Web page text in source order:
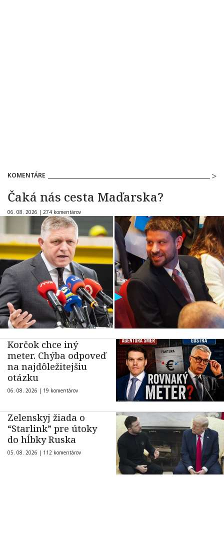
KOMENTÁRE
Čaká nás cesta Maďarska?
06. 08. 2026 | 274 komentárov
Korčok chce iný
meter. Chýba odpoveď
na najdôležitejšiu
otázku
06. 08. 2026 | 19 komentárov
Zelenskyj žiada o
“Starlink” pre útoky
do hĺbky Ruska
05. 08. 2026 | 112 komentárov